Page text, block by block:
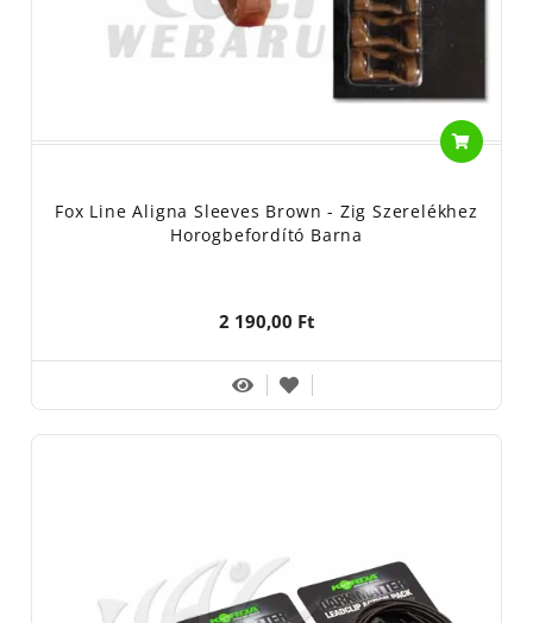
Fox Line Aligna Sleeves Brown - Zig Szerelékhez
Horogbefordító Barna
2 190,00 Ft